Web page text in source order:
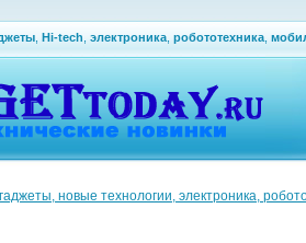
Hi-tech электроника робототехника
новые технологии, электроника,